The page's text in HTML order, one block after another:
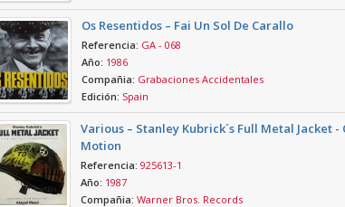
Os Resentidos – Fai Un Sol De Carallo
Referencia: GA - 068
Año: 1986
Compañia: Grabaciones Accidentales
Edición: Spain
Various – Stanley Kubrick´s Full Metal Jacket
Motion
Referencia: 925613-1
Año: 1987
Compañia: Warner Bros. Records